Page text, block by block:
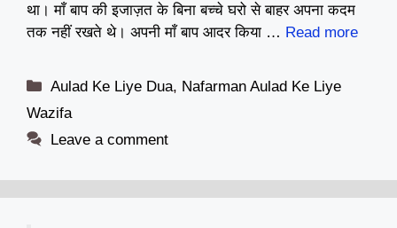
था। माँ बाप की इजाज़त के बिना बच्चे घरो से बाहर अपना कदम
तक नहीं रखते थे। अपनी माँ बाप आदर किया … Read more
Categories
Aulad Ke Liye Dua, Nafarman Aulad Ke Liye
Wazifa
Leave a comment